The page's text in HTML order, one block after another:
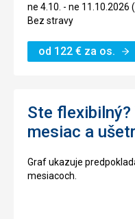
ne 4.10. - ne 11.10.2026
Bez stravy
od 122 € za os.
Ste
mesiac a
Graf ukazuje
mesiacoch.